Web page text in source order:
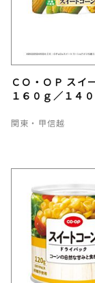
ＣＯ・ＯＰ スイ
１６０ｇ／１４
関東・甲信越